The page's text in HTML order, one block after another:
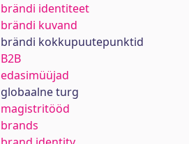
brändi identiteet
brändi kuvand
brändi kokkupuutepunktid
B2B
edasimüüjad
globaalne turg
magistritööd
brands